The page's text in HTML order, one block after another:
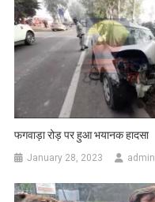
फगवाड़ा रोड़ पर हुआ भयानक हादसा
January 28, 2023 admin